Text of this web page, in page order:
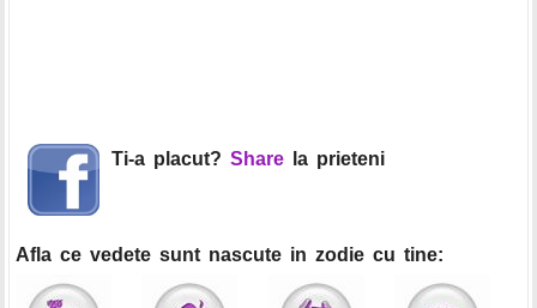
Ti-a placut? Share la prieteni
Afla ce vedete sunt nascute in zodie cu tine: